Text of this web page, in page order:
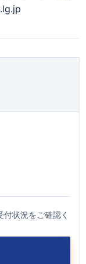
状況をご確認く